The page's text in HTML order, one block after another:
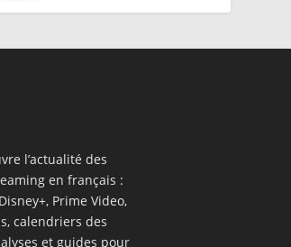
l’actualité des
en français :
Prime Video,
calendriers des
et guides pour